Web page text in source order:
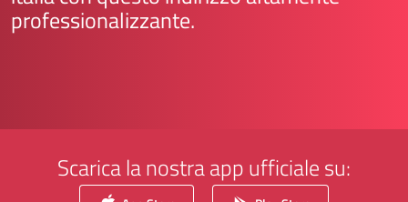
professionalizzante.
Scarica la nostra app ufficiale su: